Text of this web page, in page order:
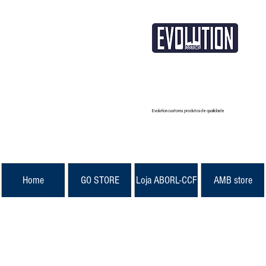
Evolution customs produtos de qualidade
Home GO STORE Loja ABORL-CCF AMB store